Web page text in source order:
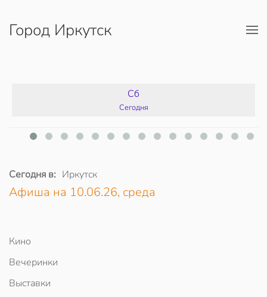
Перейти к содержимому
Город Иркутск
Сб
Сегодня
Сегодня в: Иркутск
Афиша на 10.06.26, среда
Кино
Вечеринки
Выставки